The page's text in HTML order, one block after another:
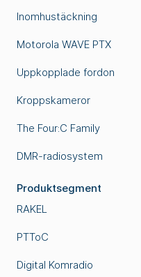
Inomhustäckning
Motorola WAVE PTX
Uppkopplade fordon
Kroppskameror
The Four:C Family
DMR-radiosystem
Produktsegment
RAKEL
PTToC
Digital Komradio